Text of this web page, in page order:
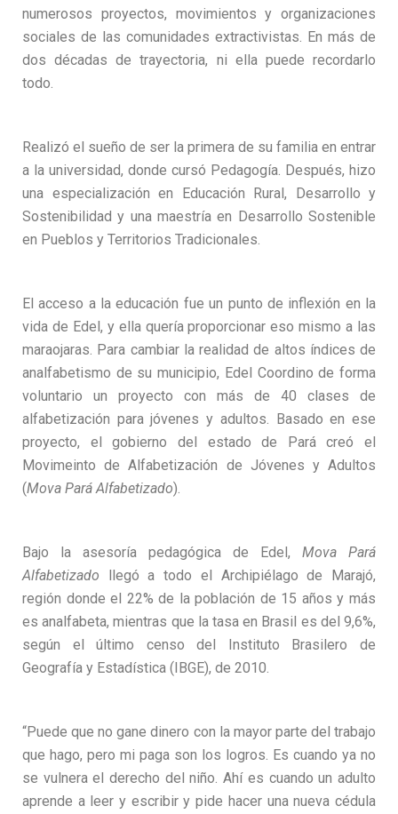
numerosos proyectos, movimientos y organizaciones
sociales de las comunidades extractivistas. En más de
dos décadas de trayectoria, ni ella puede recordarlo
todo.
Realizó el sueño de ser la primera de su familia en entrar
a la universidad, donde cursó Pedagogía. Después, hizo
una especialización en Educación Rural, Desarrollo y
Sostenibilidad y una maestría en Desarrollo Sostenible
en Pueblos y Territorios Tradicionales.
El acceso a la educación fue un punto de inflexión en la
vida de Edel, y ella quería proporcionar eso mismo a las
maraojaras. Para cambiar la realidad de altos índices de
analfabetismo de su municipio, Edel Coordino de forma
voluntario un proyecto con más de 40 clases de
alfabetización para jóvenes y adultos. Basado en ese
proyecto, el gobierno del estado de Pará creó el
Movimeinto de Alfabetización de Jóvenes y Adultos
(Mova Pará Alfabetizado).
Bajo la asesoría pedagógica de Edel, Mova Pará
Alfabetizado llegó a todo el Archipiélago de Marajó,
región donde el 22% de la población de 15 años y más
es analfabeta, mientras que la tasa en Brasil es del 9,6%,
según el último censo del Instituto Brasilero de
Geografía y Estadística (IBGE), de 2010.
“Puede que no gane dinero con la mayor parte del trabajo
que hago, pero mi paga son los logros. Es cuando ya no
se vulnera el derecho del niño. Ahí es cuando un adulto
aprende a leer y escribir y pide hacer una nueva cédula